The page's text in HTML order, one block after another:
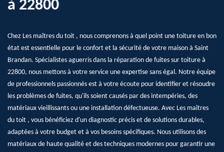
à 22800
Chez Les maîtres du toit , nous comprenons à quel point une toiture en bon
état est essentielle pour le confort et la sécurité de votre maison à Saint
Brandan. Spécialistes aguerris dans la réparation de fuites sur toiture à
22800, nous mettons à votre service une expertise sans égal. Notre équipe
de professionnels passionnés est à votre écoute pour identifier et résoudre
les problèmes de fuites, qu'ils soient causés par des intempéries, des
matériaux vieillissants ou une installation défectueuse. Avec Les maîtres
du toit , vous bénéficiez d'un diagnostic précis et de solutions durables,
adaptées à votre budget et à vos besoins spécifiques. Nous utilisons des
matériaux de haute qualité et des techniques modernes pour garantir une